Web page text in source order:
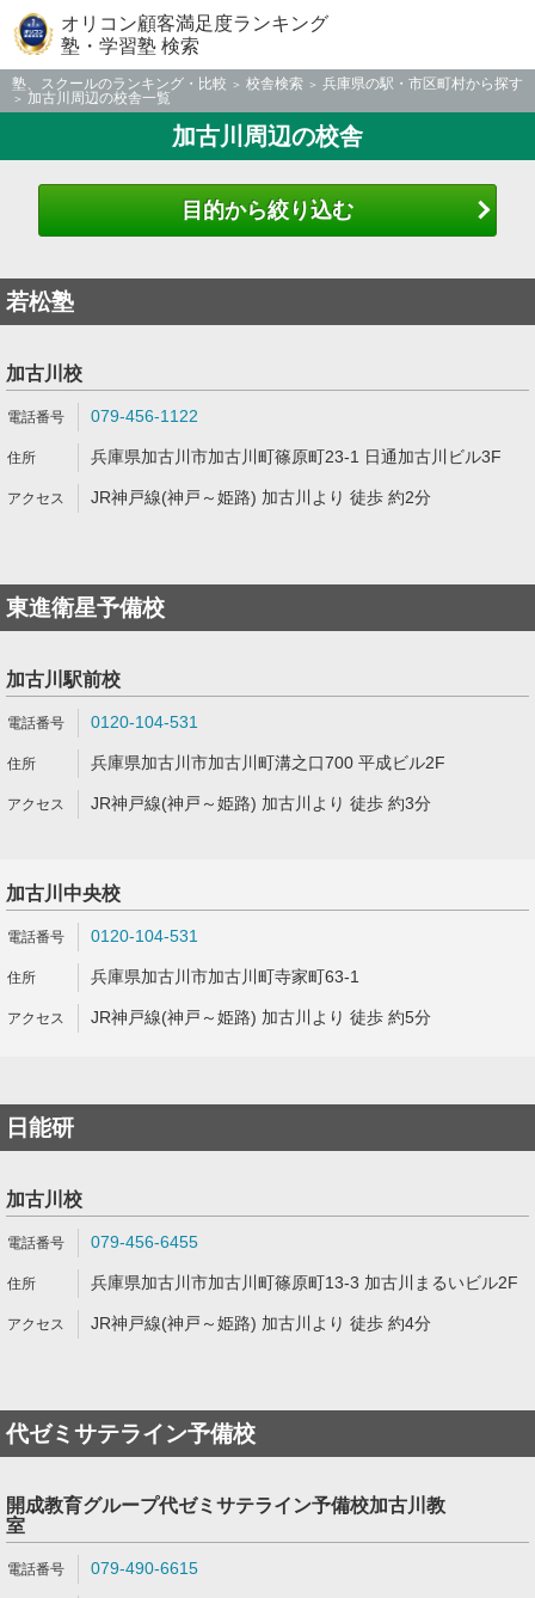
オリコン顧客満足度ランキング
塾・学習塾 検索
塾、スクールのランキング・比較 校舎検索
兵庫県の駅・市区町村から探す
加古川周辺の校舎一覧
加古川周辺の校舎
目的から絞り込む
若松塾
加古川校
079-456-1122
兵庫県加古川市加古川町篠原町23-1 日通加古川ビル3F
JR神戸線(神戸～姫路) 加古川より 徒歩 約2分
東進衛星予備校
加古川駅前校
0120-104-531
兵庫県加古川市加古川町溝之口700 平成ビル2F
JR神戸線(神戸～姫路) 加古川より 徒歩 約3分
加古川中央校
0120-104-531
兵庫県加古川市加古川町寺家町63-1
JR神戸線(神戸～姫路) 加古川より 徒歩 約5分
日能研
加古川校
079-456-6455
兵庫県加古川市加古川町篠原町13-3 加古川まるいビル2F
JR神戸線(神戸～姫路) 加古川より 徒歩 約4分
代ゼミサテライン予備校
開成教育グループ代ゼミサテライン予備校加古川教
室
079-490-6615